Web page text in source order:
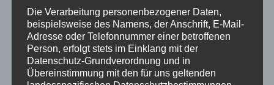
Optionen
können
auf
der
Produktseite
GREY & NEON Snap inkl.
DUO Case
36,90€
können
inkl. DUO Case
35,00€
Die Verarbeitung personenbezogener Daten,
beispielsweise des Namens, der Anschrift, E-Mail-
Adresse oder Telefonnummer einer betroffenen
Person, erfolgt stets im Einklang mit der
Datenschutz-Grundverordnung und in
Übereinstimmung mit den für uns geltenden